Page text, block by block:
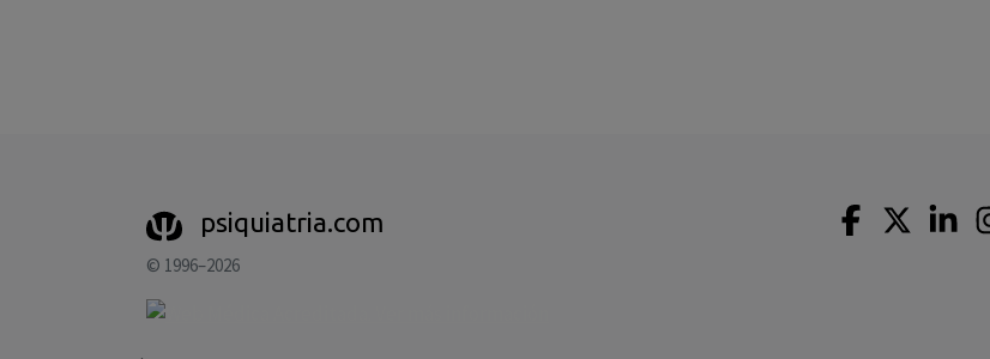
psiquiatria.com
© 1996–2026